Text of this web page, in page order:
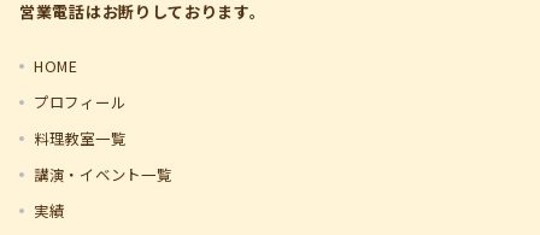
営業電話はお断りしております。
HOME
プロフィール
料理教室一覧
講演・イベント一覧
実績